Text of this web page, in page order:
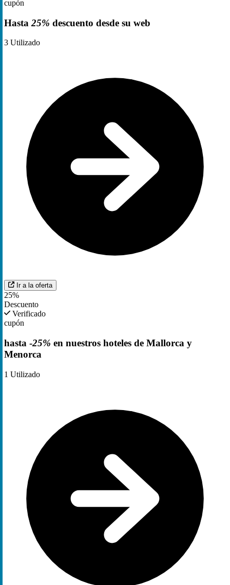
cupón
Hasta 25% descuento desde su web
3 Utilizado
Ir a la oferta
25%
Descuento
Verificado
cupón
hasta -25% en nuestros hoteles de Mallorca y
Menorca
1 Utilizado